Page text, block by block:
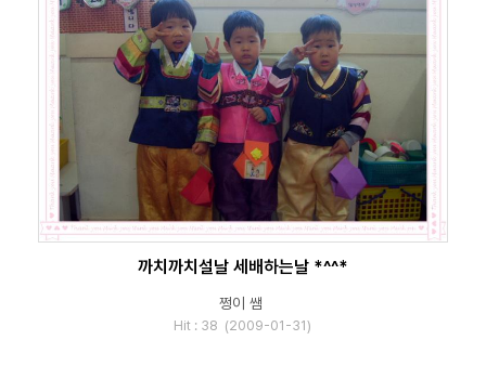
까치까치설날 세배하는날 *^^*
쩡이 쌤
Hit : 38 (2009-01-31)